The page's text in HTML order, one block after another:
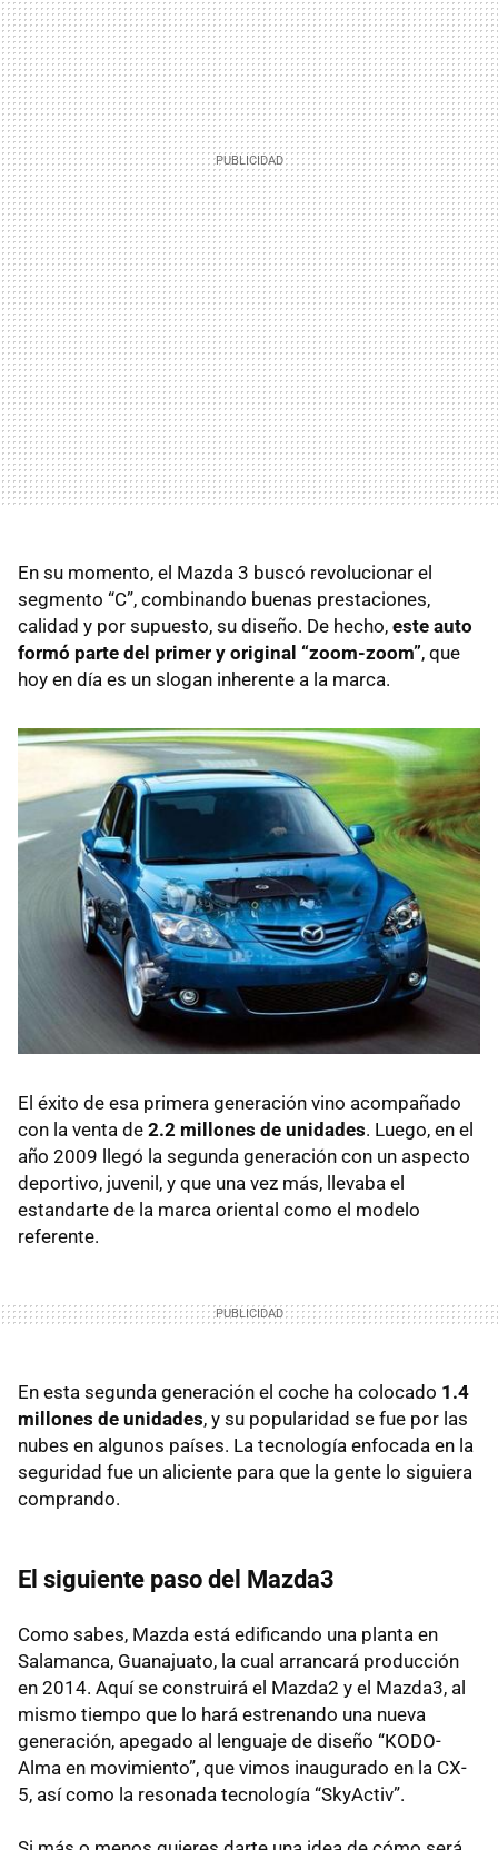
En su momento, el Mazda 3 buscó revolucionar el
segmento “C”, combinando buenas prestaciones,
calidad y por supuesto, su diseño. De hecho, este auto
formó parte del primer y original “zoom-zoom”, que
hoy en día es un slogan inherente a la marca.
El éxito de esa primera generación vino acompañado
con la venta de 2.2 millones de unidades. Luego, en el
año 2009 llegó la segunda generación con un aspecto
deportivo, juvenil, y que una vez más, llevaba el
estandarte de la marca oriental como el modelo
referente.
En esta segunda generación el coche ha colocado 1.4
millones de unidades, y su popularidad se fue por las
nubes en algunos países. La tecnología enfocada en la
seguridad fue un aliciente para que la gente lo siguiera
comprando.
El siguiente paso del Mazda3
Como sabes, Mazda está edificando una planta en
Salamanca, Guanajuato, la cual arrancará producción
en 2014. Aquí se construirá el Mazda2 y el Mazda3, al
mismo tiempo que lo hará estrenando una nueva
generación, apegado al lenguaje de diseño “KODO-
Alma en movimiento”, que vimos inaugurado en la CX-
5, así como la resonada tecnología “SkyActiv”.